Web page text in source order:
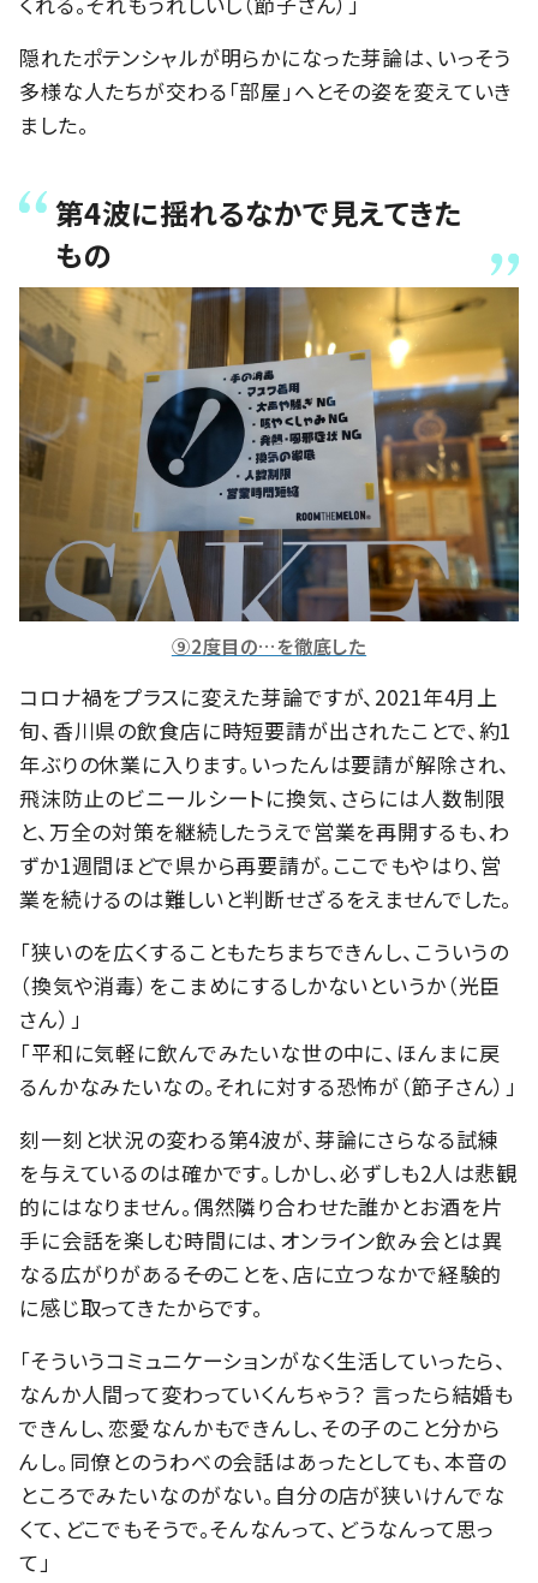
隠れたポテンシャルが明らかになった芽論は、いっそう
多様な人たちが交わる「部屋」へとその姿を変えていき
ました。
第4波に揺れるなかで見えてきた
もの
⑨2度目の…を徹底した
コロナ禍をプラスに変えた芽論ですが、2021年4月上
旬、香川県の飲食店に時短要請が出されたことで、約1
年ぶりの休業に入ります。いったんは要請が解除され、
飛沫防止のビニールシートに換気、さらには人数制限
と、万全の対策を継続したうえで営業を再開するも、わ
ずか1週間ほどで県から再要請が。ここでもやはり、営
業を続けるのは難しいと判断せざるをえませんでした。
「狭いのを広くすることもたちまちできんし、こういうの
（換気や消毒）をこまめにするしかないというか（光臣
さん）」
「平和に気軽に飲んでみたいな世の中に、ほんまに戻
るんかなみたいなの。それに対する恐怖が（節子さん）」
刻一刻と状況の変わる第4波が、芽論にさらなる試練
を与えているのは確かです。しかし、必ずしも2人は悲観
的にはなりません。偶然隣り合わせた誰かとお酒を片
手に会話を楽しむ時間には、オンライン飲み会とは異
なる広がりがある――そのことを、店に立つなかで経験的
に感じ取ってきたからです。
「そういうコミュニケーションがなく生活していったら、
なんか人間って変わっていくんちゃう？ 言ったら結婚も
できんし、恋愛なんかもできんし、その子のこと分から
んし。同僚とのうわべの会話はあったとしても、本音の
ところでみたいなのがない。自分の店が狭いけんでな
くて、どこでもそうで。そんなんって、どうなんって思っ
て」